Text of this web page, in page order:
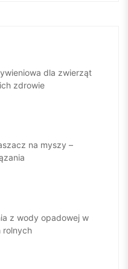
dla zwierząt
zdrowie
na myszy –
z wody opadowej w
rolnych